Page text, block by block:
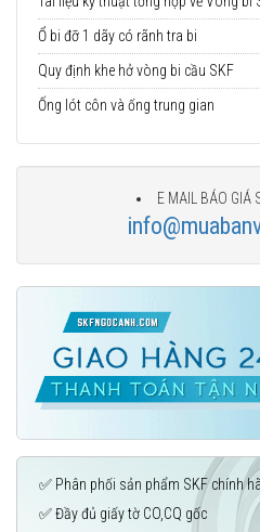
Ổ bi đỡ 1 dãy có rãnh tra bi
Quy định khe hở vòng bi cầu SKF
Ống lót côn và ống trung gian
E MAIL BÁO GIÁ
✅ Phân phối sản phẩm SKF chính
✅ Đầy đủ giấy tờ CO,CQ gốc